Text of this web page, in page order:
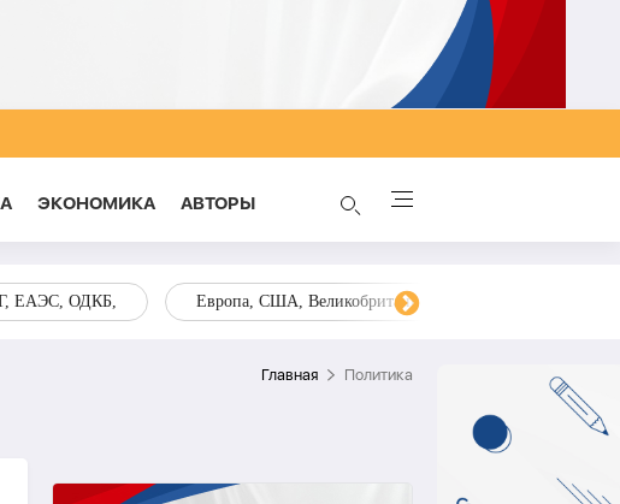
ЭКОНОМИКА AВТОРЫ
ЕАЭС, ОДКБ, Европа, США, Великобритания, Украина, Запад,
Главная Политика